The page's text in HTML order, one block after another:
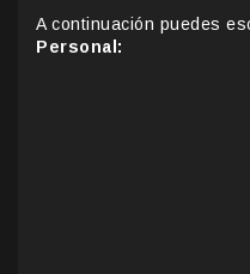
A continuación puedes
Personal: